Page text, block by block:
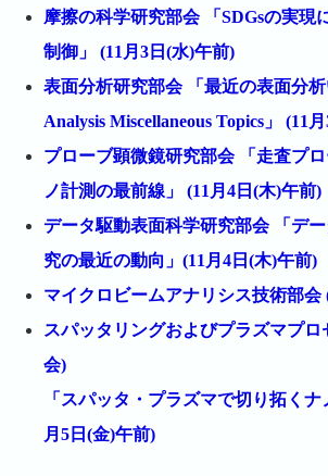
摩擦の科学研究部会 「SDGsの実現
制御」 (11月3日(水)午前)
表面分析研究部会 「最近の表面分
Analysis Miscellaneous Topics」 (11
プローブ顕微鏡研究部会 「走査プ
ノ計測の最前線」 (11月4日(木)午前)
データ駆動表面科学研究部会 「デ
究の最近の動向」(11月4日(木)午前)
マイクロビームアナリシス技術部会
スパッタリングおよびプラズマプロ
会)
「スパッタ・プラズマで切り拓くナ
月5日(金)午前)